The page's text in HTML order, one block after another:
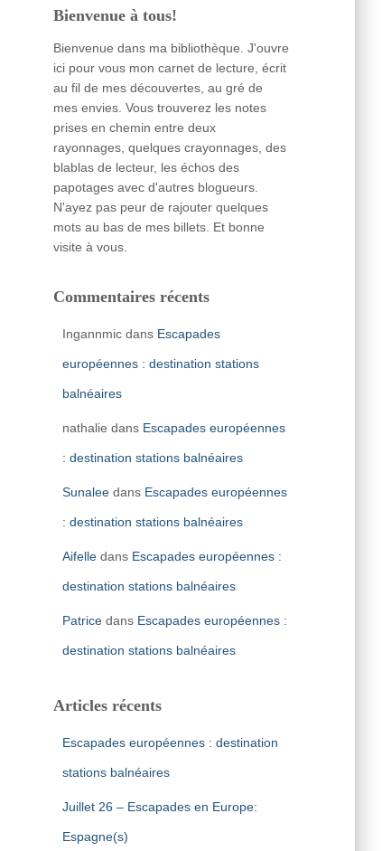
Bienvenue à tous!
Bienvenue dans ma bibliothèque. J'ouvre
ici pour vous mon carnet de lecture, écrit
au fil de mes découvertes, au gré de
mes envies. Vous trouverez les notes
prises en chemin entre deux
rayonnages, quelques crayonnages, des
blablas de lecteur, les échos des
papotages avec d'autres blogueurs.
N'ayez pas peur de rajouter quelques
mots au bas de mes billets. Et bonne
visite à vous.
Commentaires récents
Ingannmicdans Escapades
européennes : destination stations
balnéaires
nathalie dans Escapades européennes
: destination stations balnéaires
Sunaleedans Escapades européennes
: destination stations balnéaires
Aifelledans Escapades européennes :
destination stations balnéaires
Patricedans Escapades européennes :
destination stations balnéaires
Articles récents
Escapades européennes : destination
stations balnéaires
Juillet 26 – Escapades en Europe:
Espagne(s)